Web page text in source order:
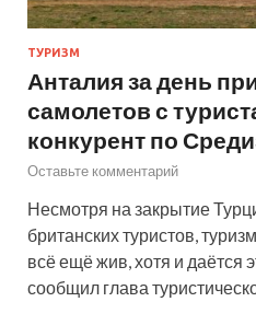
ТУРИЗМ
Анталия за день
самолетов с
конкурент по
Оставьте комментарий
Несмотря на закрытие
британских туристов,
всё ещё жив, хотя и даётся
сообщил глава